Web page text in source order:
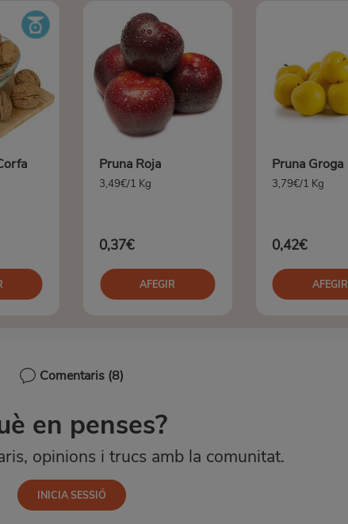
Pruna Roja
3,49€/1 Kg
0,37€
AFEGIR
Pruna Groga
3,79€/1 Kg
0,42€
AFEGIR
Comentaris (8)
en penses?
opinions i trucs amb la comunitat.